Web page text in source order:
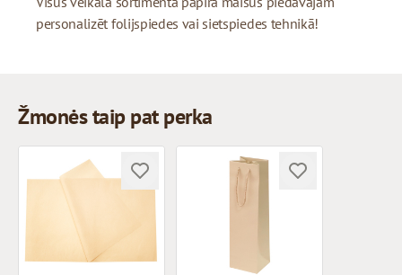
personalizēt folijspiedes vai sietspiedes tehnikā!
Žmonės taip pat perka